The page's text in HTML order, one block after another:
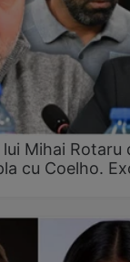
Mihai Rotaru
cu Coelho.